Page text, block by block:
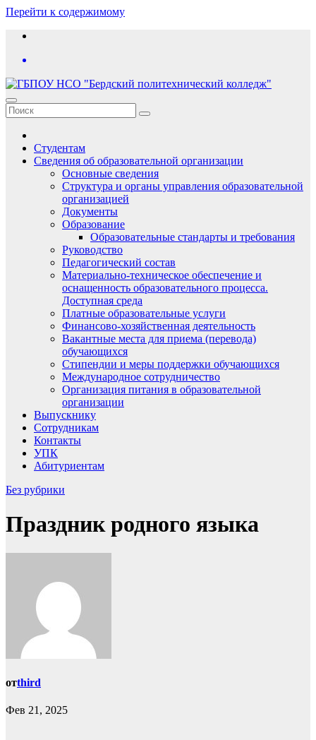
Перейти к содержимому
Студентам
Сведения об образовательной организации
Основные сведения
Структура и органы управления образовательной
организацией
Документы
Образование
Образовательные стандарты и требования
Руководство
Педагогический состав
Материально-техническое обеспечение и
оснащенность образовательного процесса.
Доступная среда
Платные образовательные услуги
Финансово-хозяйственная деятельность
Вакантные места для приема (перевода)
обучающихся
Стипендии и меры поддержки обучающихся
Международное сотрудничество
Организация питания в образовательной
организации
Выпускнику
Сотрудникам
Контакты
УПК
Абитуриентам
Без рубрики
Праздник родного языка
отthird
Фев 21, 2025